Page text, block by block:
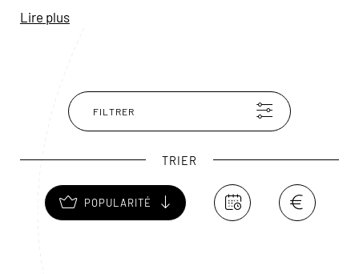
laissez-vous conter quelques histoires du temps passé
autour d'un thé au milieu du désert. Et le soir venu,
Lire plus
FILTRER
TRIER
POPULARITÉ